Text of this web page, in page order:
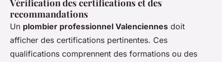
Vérification des certifications et des
recommandations
Un plombier professionnel Valenciennes doit
afficher des certifications pertinentes. Ces
qualifications comprennent des formations ou des